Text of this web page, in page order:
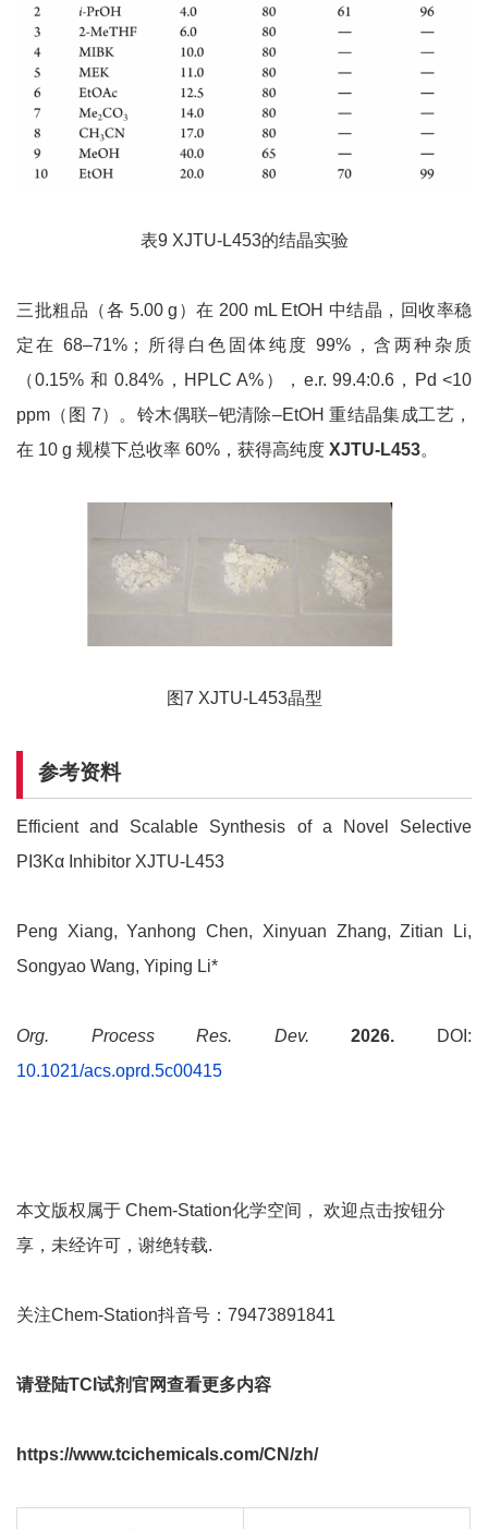
表9 XJTU-L453的结晶实验
三批粗品（各 5.00 g）在 200 mL EtOH 中结晶，回收率稳
定在 68–71%；所得白色固体纯度 99%，含两种杂质
（0.15% 和 0.84%，HPLC A%），e.r. 99.4:0.6，Pd <10
ppm（图 7）。铃木偶联–钯清除–EtOH 重结晶集成工艺，
在 10 g 规模下总收率 60%，获得高纯度 XJTU-L453。
图7 XJTU-L453晶型
参考资料
Efficient and Scalable Synthesis of a Novel Selective
PI3Kα Inhibitor XJTU-L453
Peng Xiang, Yanhong Chen, Xinyuan Zhang, Zitian Li,
Songyao Wang, Yiping Li*
Org. Process Res. Dev.2026. DOI:
10.1021/acs.oprd.5c00415
本文版权属于 Chem-Station化学空间， 欢迎点击按钮分
享，未经许可，谢绝转载.
关注Chem-Station抖音号：79473891841
请登陆TCI试剂官网查看更多内容
https://www.tcichemicals.com/CN/zh/